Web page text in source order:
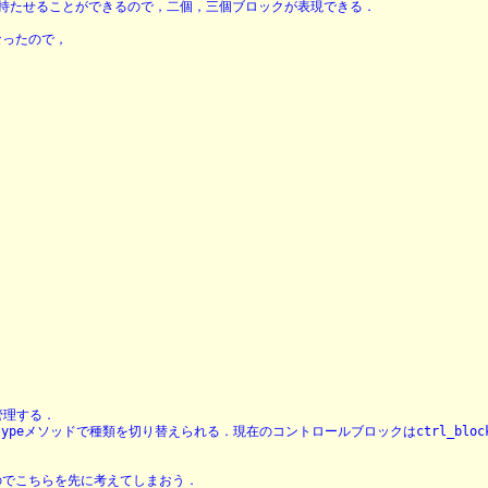
せることができるので，二個，三個ブロックが表現できる．
たので，
する．
メソッドで種類を切り替えられる．現在のコントロールブロックは
こちらを先に考えてしまおう．